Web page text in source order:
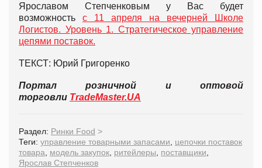
Ярославом Степченковым у Вас будет
возможность с 11 апреля на вечерней Школе
Логистов. Уровень 1. Стратегическое управление
цепями поставок.
ТЕКСТ: Юрий Григоренко
Портал розничной и оптовой
торговли TradeMaster.UA
Раздел: Ринки Food >
Теги: управление товарными запасами
цепочки поставок
товара
модель закупок ритейлеры поставщики
Ярослав Степченков